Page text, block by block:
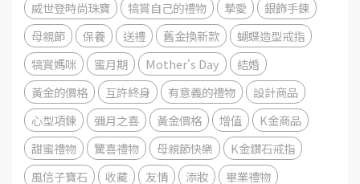
威世登時尚珠寶
犒賞自己的禮物 摯愛
銀飾手鍊
母親節
保養 送禮 舊金換新款
蝴蝶造型戒指
犒賞媽咪
蜜月期 Mother's Day
結婚
黃金的價格
互許終身 有意義的禮物
設計商品
心型項鍊
彌月之喜 黃金價格 增值
K金商品
甜蜜禮物
驚喜禮物 母親節快樂
K金鑽石戒指
風信子寶石
收藏 友情 添妝
畢業禮物